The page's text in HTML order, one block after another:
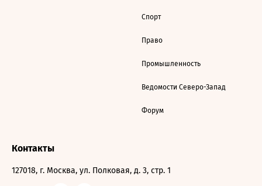
Спорт
Право
Промышленность
Ведомости Северо-Запад
Форум
Контакты
127018, г. Москва, ул. Полковая, д. 3, стр. 1